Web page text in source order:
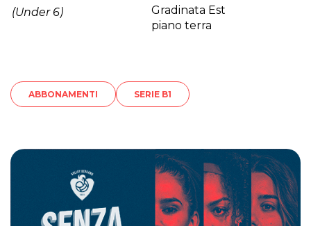
(Under 6)
Gradinata Est
piano terra
ABBONAMENTI SERIE B1